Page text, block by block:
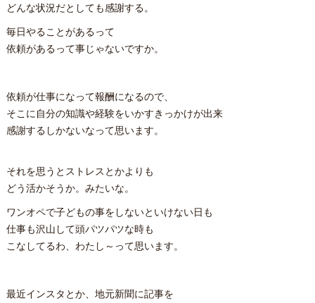
どんな状況だとしても感謝する。
毎日やることがあるって
依頼があるって事じゃないですか。
依頼が仕事になって報酬になるので、
そこに自分の知識や経験をいかすきっかけが出来
感謝するしかないなって思います。
それを思うとストレスとかよりも
どう活かそうか。みたいな。
ワンオペで子どもの事をしないといけない日も
仕事も沢山して頭パツパツな時も
こなしてるわ、わたし～って思います。
最近インスタとか、地元新聞に記事を